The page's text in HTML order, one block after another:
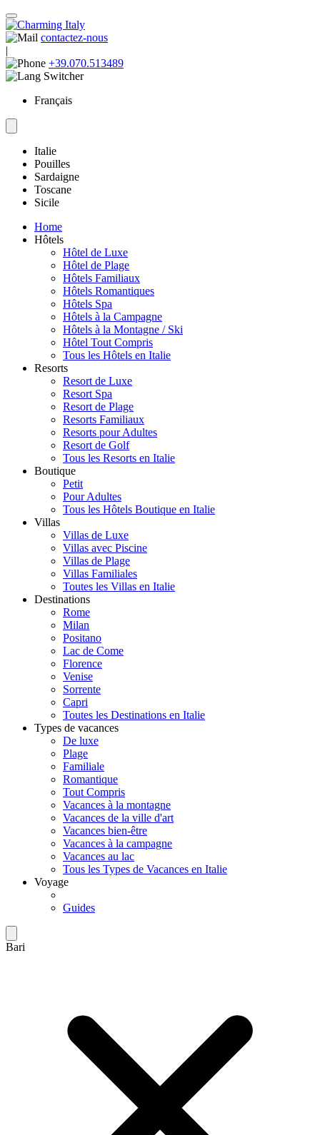
contactez-nous
|
+39.070.513489
Français
Italie
Pouilles
Sardaigne
Toscane
Sicile
Home
Hôtels
Hôtel de Luxe
Hôtel de Plage
Hôtels Familiaux
Hôtels Romantiques
Hôtels Spa
Hôtels à la Campagne
Hôtels à la Montagne / Ski
Hôtel Tout Compris
Tous les Hôtels en Italie
Resorts
Resort de Luxe
Resort Spa
Resort de Plage
Resorts Familiaux
Resorts pour Adultes
Resort de Golf
Tous les Resorts en Italie
Boutique
Petit
Pour Adultes
Tous les Hôtels Boutique en Italie
Villas
Villas de Luxe
Villas avec Piscine
Villas de Plage
Villas Familiales
Toutes les Villas en Italie
Destinations
Rome
Milan
Positano
Lac de Come
Florence
Venise
Sorrente
Capri
Toutes les Destinations en Italie
Types de vacances
De luxe
Plage
Familiale
Romantique
Tout Compris
Vacances à la montagne
Vacances de la ville d'art
Vacances bien-être
Vacances à la campagne
Vacances au lac
Tous les Types de Vacances en Italie
Voyage
Guides
Bari